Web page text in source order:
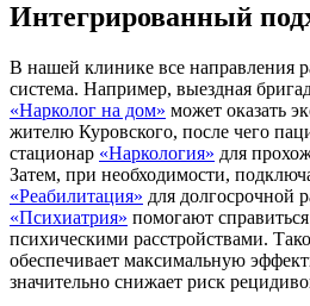
Интегрированный
В нашей клинике все направления
система. Например, выездная
«Нарколог на дом» может оказать
жителю Куровского, после чего
стационар «Наркология» для
Затем, при необходимости,
«Реабилитация» для долгосрочной
«Психиатрия» помогают
психическими расстройствами.
обеспечивает максимальную
значительно снижает риск